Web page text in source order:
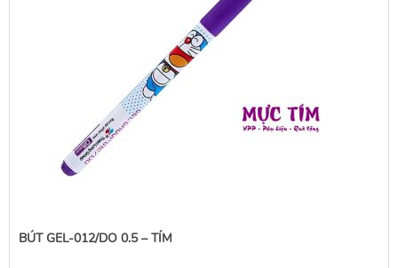
BÚT GEL-012/DO 0.5 – TÍM